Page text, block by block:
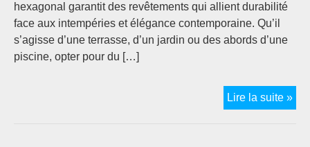
hexagonal garantit des revêtements qui allient durabilité
face aux intempéries et élégance contemporaine. Qu’il
s’agisse d’une terrasse, d’un jardin ou des abords d’une
piscine, opter pour du […]
Lire la suite »Le